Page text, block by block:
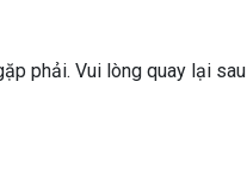
phải. Vui lòng quay lại sau